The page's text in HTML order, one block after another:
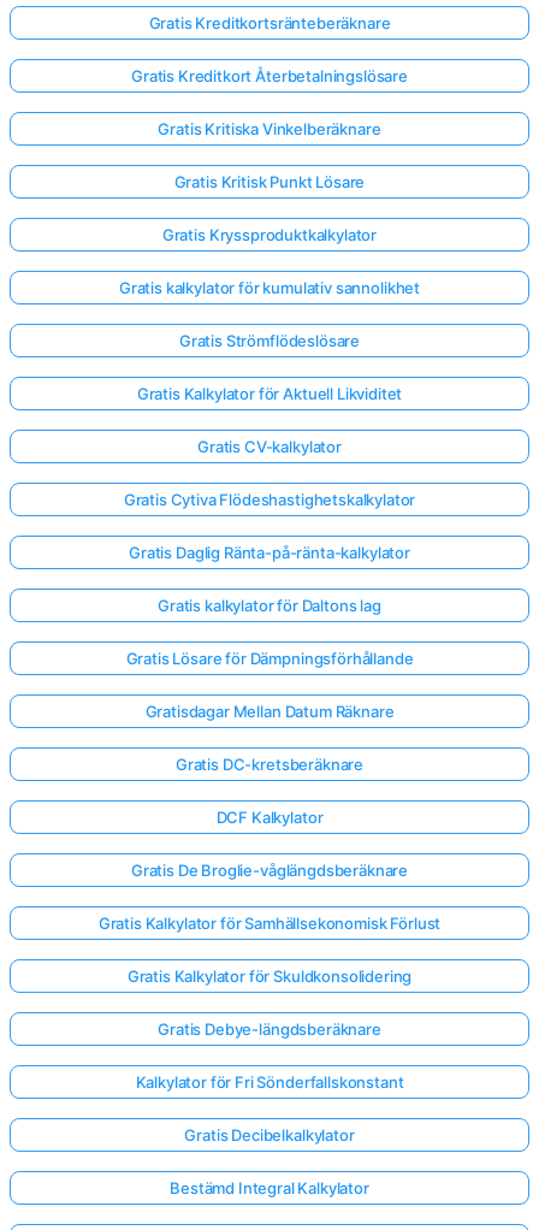
Gratis Kreditkortsränteberäknare
Gratis Kreditkort Återbetalningslösare
Gratis Kritiska Vinkelberäknare
Gratis Kritisk Punkt Lösare
Gratis Kryssproduktkalkylator
Gratis kalkylator för kumulativ sannolikhet
Gratis Strömflödeslösare
Gratis Kalkylator för Aktuell Likviditet
Gratis CV-kalkylator
Gratis Cytiva Flödeshastighetskalkylator
Gratis Daglig Ränta-på-ränta-kalkylator
Gratis kalkylator för Daltons lag
Gratis Lösare för Dämpningsförhållande
Gratisdagar Mellan Datum Räknare
Gratis DC-kretsberäknare
DCF Kalkylator
Gratis De Broglie-våglängdsberäknare
Gratis Kalkylator för Samhällsekonomisk Förlust
Gratis Kalkylator för Skuldkonsolidering
Gratis Debye-längdsberäknare
Kalkylator för Fri Sönderfallskonstant
Gratis Decibelkalkylator
Bestämd Integral Kalkylator